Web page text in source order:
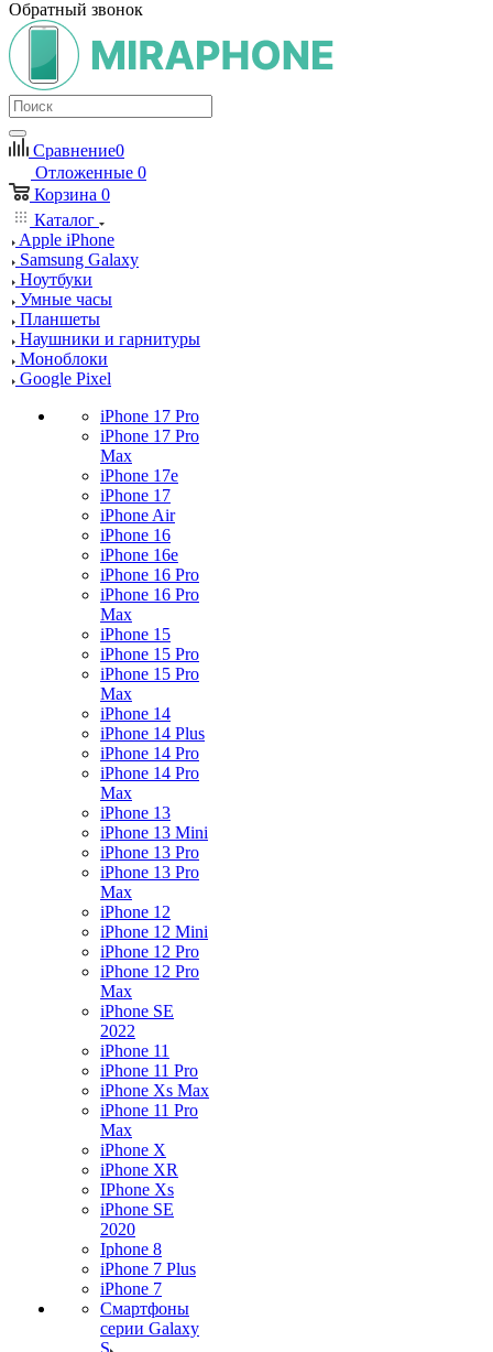
Обратный звонок
Сравнение0
Отложенные 0
Корзина 0
Каталог
Apple iPhone
Samsung Galaxy
Ноутбуки
Умные часы
Планшеты
Наушники и гарнитуры
Моноблоки
Google Pixel
iPhone 17 Pro
iPhone 17 Pro
Max
iPhone 17e
iPhone 17
iPhone Air
iPhone 16
iPhone 16e
iPhone 16 Pro
iPhone 16 Pro
Max
iPhone 15
iPhone 15 Pro
iPhone 15 Pro
Max
iPhone 14
iPhone 14 Plus
iPhone 14 Pro
iPhone 14 Pro
Max
iPhone 13
iPhone 13 Mini
iPhone 13 Pro
iPhone 13 Pro
Max
iPhone 12
iPhone 12 Mini
iPhone 12 Pro
iPhone 12 Pro
Max
iPhone SE
2022
iPhone 11
iPhone 11 Pro
iPhone Xs Max
iPhone 11 Pro
Max
iPhone X
iPhone XR
IPhone Xs
iPhone SE
2020
Iphone 8
iPhone 7 Plus
iPhone 7
Смартфоны
серии Galaxy
S